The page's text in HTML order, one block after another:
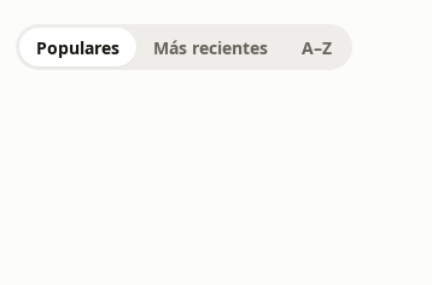
Populares Más recientes A–Z